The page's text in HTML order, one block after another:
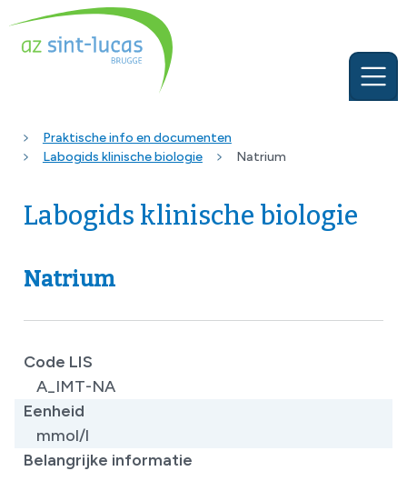
Praktische info en documenten
Labogids klinische biologie
Natrium
Labogids klinische biologie
Natrium
Code LIS
A_IMT-NA
Eenheid
mmol/l
Belangrijke informatie